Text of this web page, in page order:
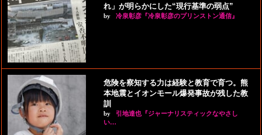
れ」が明らかにした“現行基準の弱点”
by 冷泉彰彦『冷泉彰彦のプリンストン通信』
危険を察知する力は経験と教育で育つ。熊
本地震とイオンモール爆発事故が残した教
訓
by
引地達也『ジャーナリスティックなやさし
い…